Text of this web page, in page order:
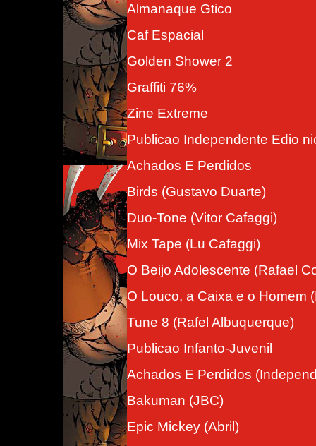
Almanaque Gtico
Caf Espacial
Golden Shower 2
Graffiti 76%
Zine Extreme
Publicao Independente Edio
Achados E Perdidos
Birds (Gustavo Duarte)
Duo-Tone (Vitor Cafaggi)
Mix Tape (Lu Cafaggi)
O Beijo Adolescente (Rafael
O Louco, a Caixa e o Homem
Tune 8 (Rafel Albuquerque)
Publicao Infanto-Juvenil
Achados E Perdidos
Bakuman (JBC)
Epic Mickey (Abril)